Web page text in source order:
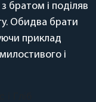
братом і поділяв
Обидва брати
приклад
і